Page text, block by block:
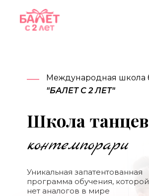
Школа танцев
контемпорари
Уникальная запатентованная
программа обучения, которой
нет аналогов в мире
"БАЛЕТ С 2 ЛЕТ"